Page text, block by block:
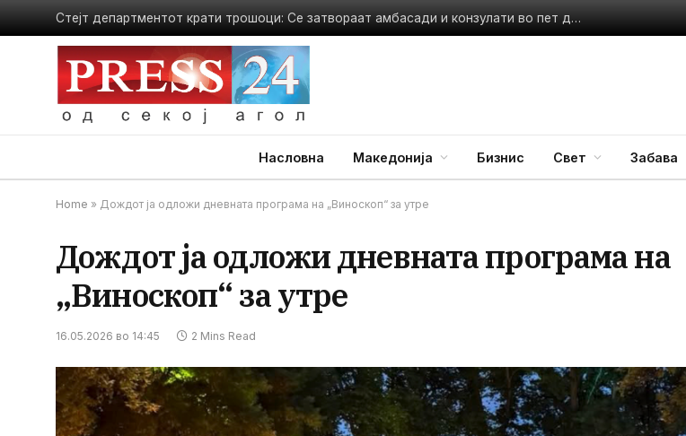
Стејт департментот крати трошоци: Се затвораат амбасади и конзулати во пет држави
Насловна Македонија Бизнис Свет Забава
Home » Дождот ја одложи дневната програма на „Виноскоп“ за утре
Дождот ја одложи дневната програма на
„Виноскоп“ за утре
16.05.2026 во 14:45 2 Mins Read